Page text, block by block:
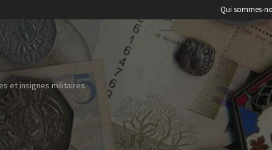
Qui sommes-
et insignes militaires